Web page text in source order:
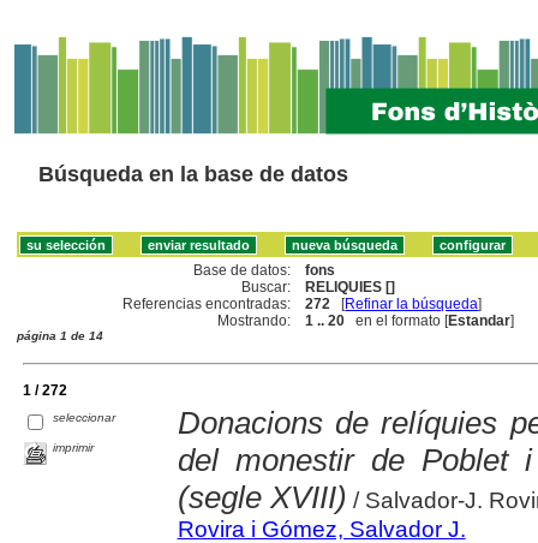
Búsqueda en la base de datos
Base de datos:
fons
Buscar:
RELIQUIES []
Referencias encontradas:
272 [Refinar la búsqueda]
Mostrando:
1 .. 20 en el formato [Estandar]
página 1 de 14
1 / 272
seleccionar
imprimir
Donacions de relíquies
del monestir de Poblet
(segle XVIII) / Salvador-J.
Rovira i Gómez, Salvador J.